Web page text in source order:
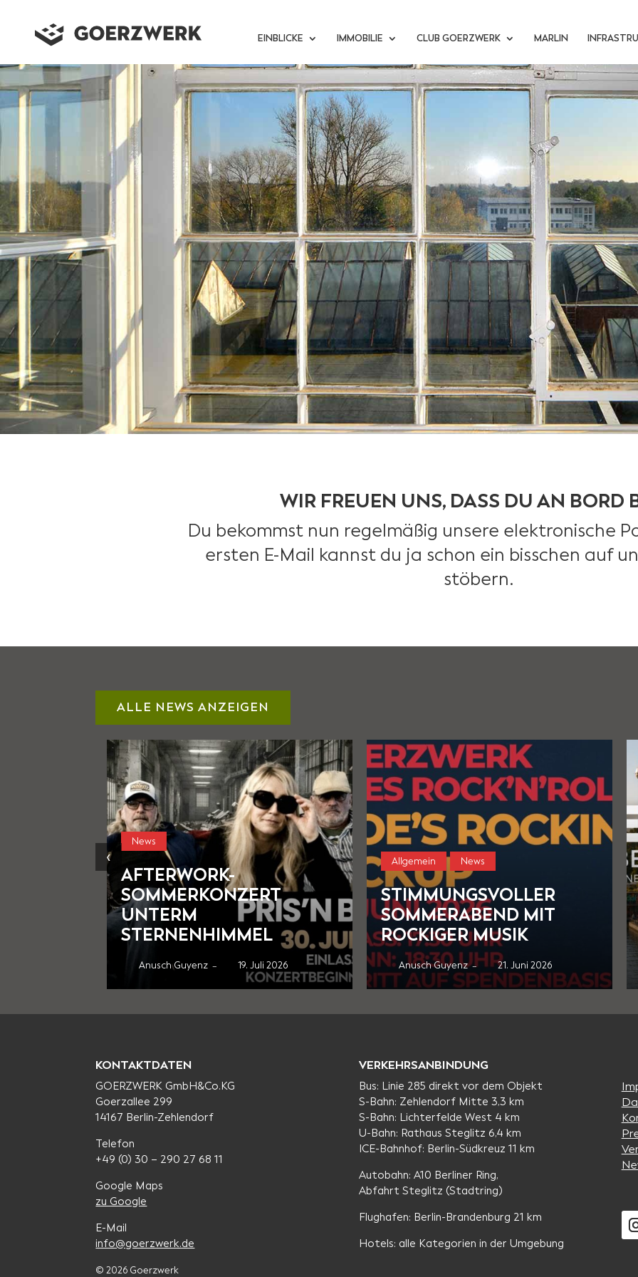
EINBLICKE IMMOBILIE CLUB GOERZWERK MARLIN
WIR FREUEN UNS, DASS DU AN BORD
Du bekommst nun regelmäßig unsere elektronische
ersten E-Mail kannst du ja schon ein bisschen auf
stöbern.
ALLE NEWS ANZEIGEN
Allgemein News
STIMMUNGSVOLLER
SOMMERABEND MIT
ROCKIGER MUSIK
Anusch Guyenz – 21. Juni 2026
Allgemein News
EINLADUNG ZUM
WIRTSCHAFTS- UND
ZUKUNFTSDIALOG AM
06. JULI 2026
Anusch Guyenz– 17. Juni 2026
‹
KONTAKTDATEN
GOERZWERK GmbH&Co.KG
Goerzallee 299
14167 Berlin-Zehlendorf
Telefon
+49 (0) 30 – 290 27 68 11
Google Maps
zu Google
E-Mail
info@goerzwerk.de
© 2026 Goerzwerk
VERKEHRSANBINDUNG
Bus: Linie 285 direkt vor dem Objekt
S-Bahn: Zehlendorf Mitte 3,3 km
S-Bahn: Lichterfelde West 4 km
U-Bahn: Rathaus Steglitz 6,4 km
ICE-Bahnhof: Berlin-Südkreuz 11 km
Autobahn: A10 Berliner Ring,
Abfahrt Steglitz (Stadtring)
Flughafen: Berlin-Brandenburg 21 km
Hotels: alle Kategorien in der Umgebung